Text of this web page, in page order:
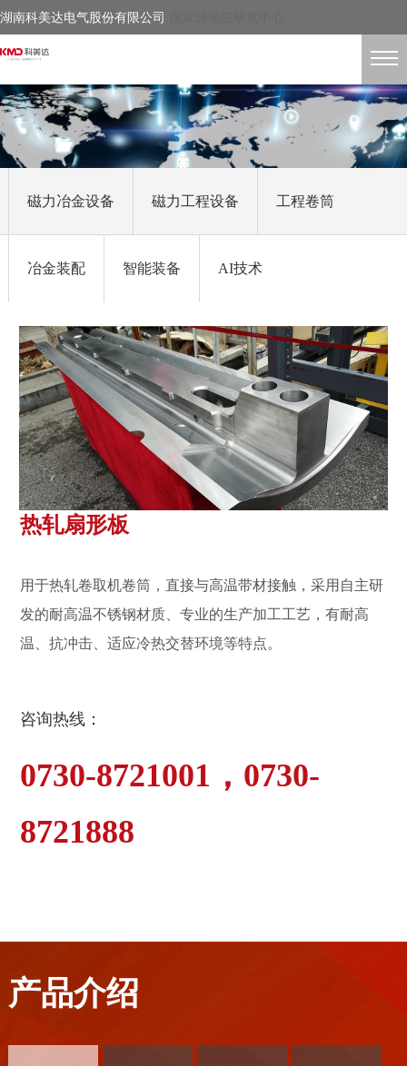
湖南科美达电气股份有限公司
磁力冶金设备 磁力工程设备 工程卷筒
冶金装配 智能装备 AI技术
热轧扇形板
用于热轧卷取机卷筒，直接与高温带材接触，采用自主研
发的耐高温不锈钢材质、专业的生产加工工艺，有耐高
温、抗冲击、适应冷热交替环境等特点。
咨询热线：
0730-8721001，0730-
8721888
产品介绍